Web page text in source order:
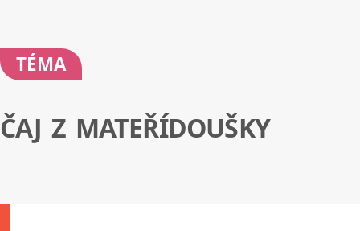
TÉMA
ČAJ Z MATEŘÍDOUŠKY